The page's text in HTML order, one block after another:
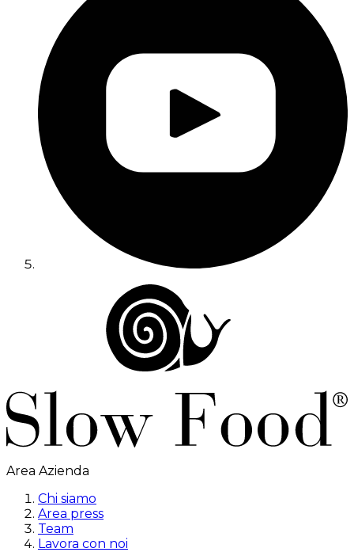
Area Azienda
Chi siamo
Area press
Team
Lavora con noi